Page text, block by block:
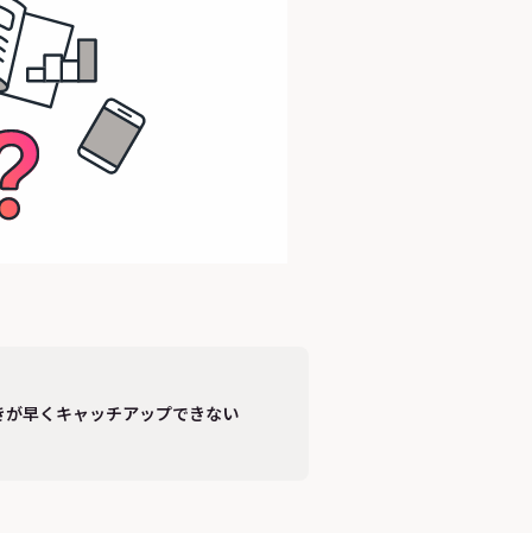
早くキャッチアップできない